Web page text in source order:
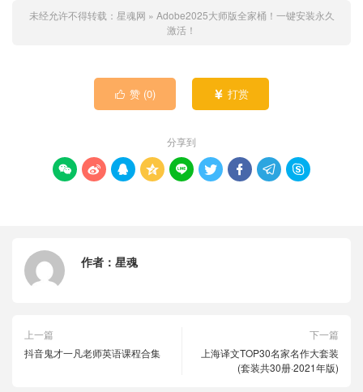
未经允许不得转载： 星魂网 » Adobe2025大师版全家桶！一键安装永久
激活！
 赞 (0)  打赏
分享到
        
作者： 星魂
上一篇
抖音鬼才一凡老师英语课程合集
下一篇
上海译文TOP30名家名作大套装
(套装共30册·2021年版)